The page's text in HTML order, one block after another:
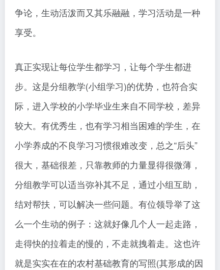
争论，生动活泼而又其乐融融，学习活动是一种
享受。
真正实现让每位学生都学习，让每个学生都进
步。这是分组教学(小组学习)的优势，也符合实
际，进入学校的小学毕业生来自不同学校，差异
较大。有优秀生，也有学习相当困难的学生，在
小学养成的不良学习习惯很难改变，总之“后头”
很大，基础很差，只靠教师的力量显得很微薄，
分组教学可以适当弥补其不足，通过小组互助，
结对帮扶，可以解决一些问题。有位领导举了这
么一个生动的例子：这就好像几个人一起走路，
走得快的拉着走的慢的，不走就拽着走。这也许
就是实实在在的农村基础教育的写照(其形成的因